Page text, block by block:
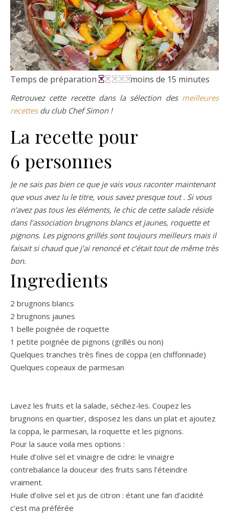
Temps de préparation moins de 15 minutes
Retrouvez cette recette dans la sélection des meilleures
recettesdu club Chef Simon !
La recette pour
6 personnes
Je ne sais pas bien ce que je vais vous raconter maintenant
que vous avez lu le titre, vous savez presque tout . Si vous
n’avez pas tous les éléments, le chic de cette salade réside
dans l’association brugnons blancs et jaunes, roquette et
pignons. Les pignons grillés sont toujours meilleurs mais il
faisait si chaud que j’ai renoncé et c’était tout de même très
bon.
Ingredients
2 brugnons blancs
2 brugnons jaunes
1 belle poignée de roquette
1 petite poignée de pignons (grillés ou non)
Quelques tranches très fines de coppa (en chiffonnade)
Quelques copeaux de parmesan
Lavez les fruits et la salade, séchez-les. Coupez les
brugnons en quartier, disposez les dans un plat et ajoutez
la coppa, le parmesan, la roquette et les pignons.
Pour la sauce voila mes options :
Huile d’olive sel et vinaigre de cidre: le vinaigre
contrebalance la douceur des fruits sans l’éteindre
vraiment.
Huile d’olive sel et jus de citron : étant une fan d’acidité
c’est ma préférée